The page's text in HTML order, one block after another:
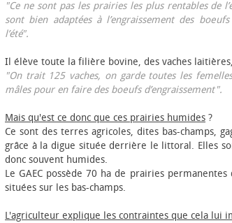
"Ce ne sont pas les prairies les plus rentables de
sont bien adaptées à l’engraissement des
l’été".
Il élève toute la filière bovine, des vaches
"On trait 125 vaches, on garde toutes les
mâles pour en faire des bœufs d’engraissement".
Mais qu'est ce donc que ces prairies humides ?
Ce sont des terres agricoles, dites bas-champs,
grâce à la digue située derrière le littoral. Elles
donc souvent humides.
Le GAEC possède 70 ha de prairies
situées sur les bas-champs.
L'agriculteur explique les contraintes que cela lui